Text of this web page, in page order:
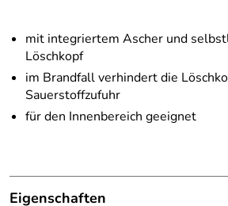
mit integriertem Ascher und
Löschkopf
im Brandfall verhindert die
Sauerstoffzufuhr
für den Innenbereich geeignet
Eigenschaften